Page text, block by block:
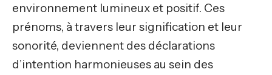
environnement lumineux et positif. Ces
prénoms, à travers leur signification et leur
sonorité, deviennent des déclarations
d’intention harmonieuses au sein des